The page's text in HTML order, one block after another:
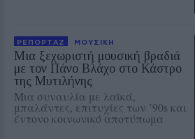
ΡΕΠΟΡΤΑΖ ΜΟΥΣΙΚΗ
Μια ξεχωριστή μουσική βραδιά
με τον Πάνο Βλάχο στο Κάστρο
της Μυτιλήνης
Μια συναυλία με λαϊκά,
μπαλάντες, επιτυχίες των ’90s και
έντονο κοινωνικό αποτύπωμα